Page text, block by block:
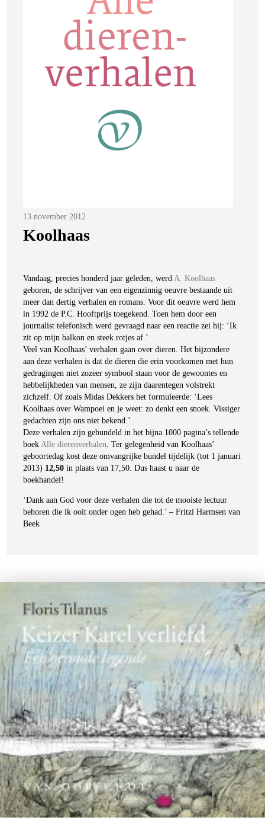
Posted
on
13 november 2012
Koolhaas
Vandaag, precies honderd jaar geleden, werdA. Koolhaas
geboren, de schrijver van een eigenzinnig oeuvre bestaande uit
meer dan dertig verhalen en romans. Voor dit oeuvre werd hem
in 1992 de P.C. Hooftprijs toegekend. Toen hem door een
journalist telefonisch werd gevraagd naar een reactie zei hij: ‘Ik
zit op mijn balkon en steek rotjes af.’
Veel van Koolhaas’ verhalen gaan over dieren. Het bijzondere
aan deze verhalen is dat de dieren die erin voorkomen met hun
gedragingen niet zozeer symbool staan voor de gewoontes en
hebbelijkheden van mensen, ze zijn daarentegen volstrekt
zichzelf. Of zoals Midas Dekkers het formuleerde: ‘Lees
Koolhaas over Wampoei en je weet: zo denkt een snoek. Vissiger
gedachten zijn ons niet bekend.’
Deze verhalen zijn gebundeld in het bijna 1000 pagina’s tellende
boekAlle dierenverhalen. Ter gelegenheid van Koolhaas’
geboortedag kost deze omvangrijke bundel tijdelijk (tot 1 januari
2013) 12,50 in plaats van 17,50. Dus haast u naar de
boekhandel!
‘Dank aan God voor deze verhalen die tot de mooiste lectuur
behoren die ik ooit onder ogen heb gehad.’ – Fritzi Harmsen van
Beek